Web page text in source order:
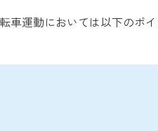
車運動においては以下のポ